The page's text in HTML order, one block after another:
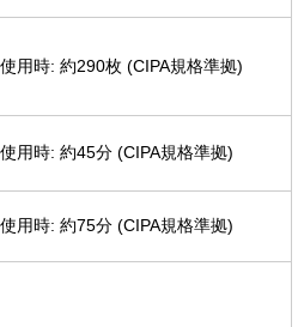
用時: 約290枚 (CIPA規格準拠)
用時: 約45分 (CIPA規格準拠)
用時: 約75分 (CIPA規格準拠)